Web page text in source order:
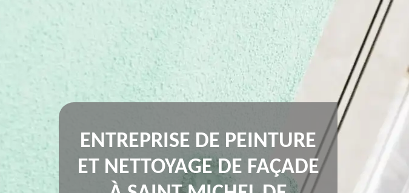
ENTREPRISE DE PEINTURE
ET NETTOYAGE DE FAÇADE